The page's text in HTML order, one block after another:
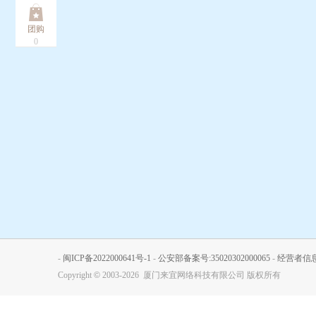
团购
0
- 闽ICP备2022000641号-1 - 公安部备案号:35020302000065 - 经营者信
Copyright © 2003-2026 厦门来宜网络科技有限公司 版权所有